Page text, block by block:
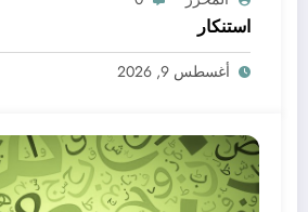
استنكار
أغسطس 9, 2026